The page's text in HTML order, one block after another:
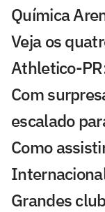
Química
Veja os
Athletico-
Com
escalado
Como
Grandes